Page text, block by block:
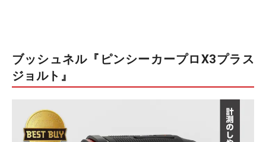
ブッシュネル『ピンシーカープロX3プラス
ジョルト』